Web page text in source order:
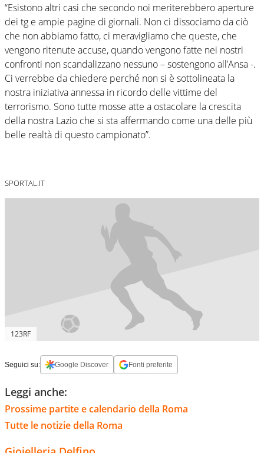
“Esistono altri casi che secondo noi meriterebbero aperture
dei tg e ampie pagine di giornali. Non ci dissociamo da ciò
che non abbiamo fatto, ci meravigliamo che queste, che
vengono ritenute accuse, quando vengono fatte nei nostri
confronti non scandalizzano nessuno – sostengono all’Ansa -.
Ci verrebbe da chiedere perché non si è sottolineata la
nostra iniziativa annessa in ricordo delle vittime del
terrorismo. Sono tutte mosse atte a ostacolare la crescita
della nostra Lazio che si sta affermando come una delle più
belle realtà di questo campionato”.
SPORTAL.IT
123RF
Seguici su: Google Discover Fonti preferite
Leggi anche:
Prossime partite e calendario della Roma
Tutte le notizie della Roma